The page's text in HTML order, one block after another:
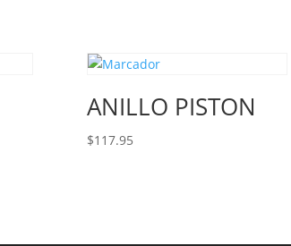
ANILLO PISTON
$117.95